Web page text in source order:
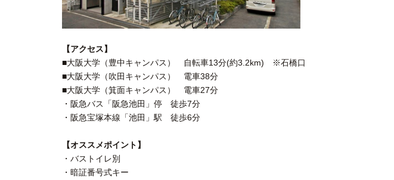
【アクセス】
■大阪大学（豊中キャンパス） 自転車13分(約3.2km) ※石橋口
■大阪大学（吹田キャンパス） 電車38分
■大阪大学（箕面キャンパス） 電車27分
・阪急バス「阪急池田」停 徒歩7分
・阪急宝塚本線「池田」駅 徒歩6分
【オススメポイント】
・バストイレ別
・暗証番号式キー